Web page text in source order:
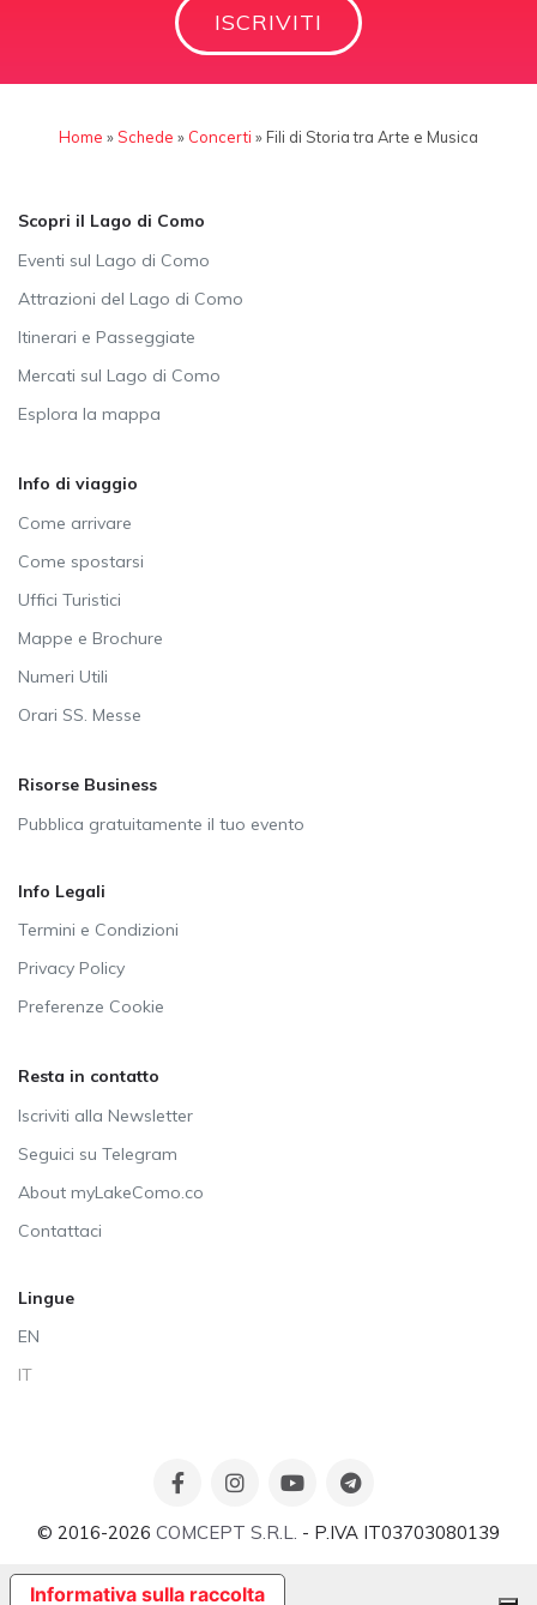
ISCRIVITI
Home »Schede » Concerti » Fili di Storia tra Arte e Musica
Scopri il Lago di Como
Eventi sul Lago di Como
Attrazioni del Lago di Como
Itinerari e Passeggiate
Mercati sul Lago di Como
Esplora la mappa
Info di viaggio
Come arrivare
Come spostarsi
Uffici Turistici
Mappe e Brochure
Numeri Utili
Orari SS. Messe
Risorse Business
Pubblica gratuitamente il tuo evento
Info Legali
Termini e Condizioni
Privacy Policy
Preferenze Cookie
Resta in contatto
Iscriviti alla Newsletter
Seguici su Telegram
About myLakeComo.co
Contattaci
Lingue
EN
IT
© 2016-2026 COMCEPT S.R.L. - P.IVA IT03703080139
Informativa sulla raccolta